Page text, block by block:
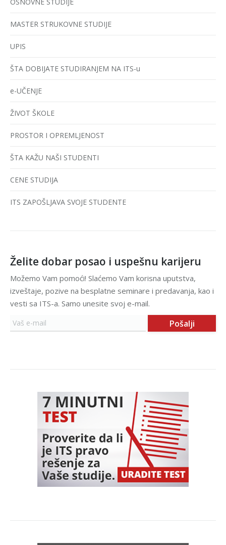
MASTER STRUKOVNE STUDIJE
UPIS
ŠTA DOBIJATE STUDIRANJEM NA ITS-u
e-UČENJE
ŽIVOT ŠKOLE
PROSTOR I OPREMLJENOST
ŠTA KAŽU NAŠI STUDENTI
CENE STUDIJA
ITS ZAPOŠLJAVA SVOJE STUDENTE
Želite dobar posao i uspešnu karijeru
Možemo Vam pomoći! Slaćemo Vam korisna uputstva,
izveštaje, pozive na besplatne seminare i predavanja, kao i
vesti sa ITS-a. Samo unesite svoj e-mail.